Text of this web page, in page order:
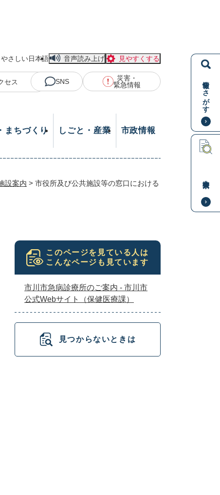
情報をさがす
やさしい日本語 音声読み上げ 見やすくする
セス SNS
災害・
緊急情報
まちづくり しごと・産業 市政情報
設案内 > 市役所及び公共施設等の窓口における
このページを見ている人は
こんなページも見ています
市川市急病診療所のご案内 - 市川市
公式Webサイト（保健医療課）
見つからないときは